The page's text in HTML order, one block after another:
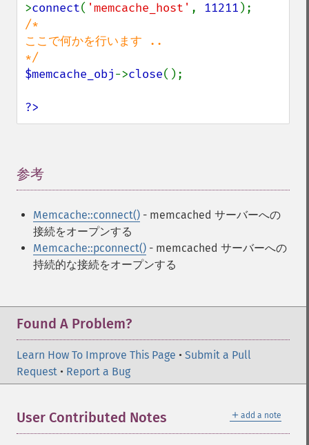
>connect( 'memcache_host' , 11211
/*
ここで何かを行います ..
$memcache_obj->close();
?>
参考
Memcache::connect() - memcached サーバーへの
接続をオープンする
Memcache::pconnect() - memcached サーバーへの
持続的な接続をオープンする
Found A Problem?
Learn How To Improve This Page • Submit a Pull
Request • Report a Bug
＋ add a note
User Contributed Notes